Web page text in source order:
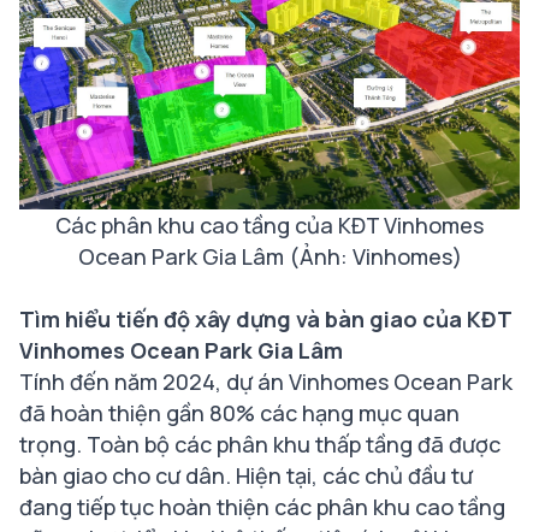
Các phân khu cao tầng của KĐT Vinhomes
Ocean Park Gia Lâm (Ảnh: Vinhomes)
Tìm hiểu tiến độ xây dựng và bàn giao của KĐT
Vinhomes Ocean Park Gia Lâm
Tính đến năm 2024, dự án Vinhomes Ocean Park
đã hoàn thiện gần 80% các hạng mục quan
trọng. Toàn bộ các phân khu thấp tầng đã được
bàn giao cho cư dân. Hiện tại, các chủ đầu tư
đang tiếp tục hoàn thiện các phân khu cao tầng